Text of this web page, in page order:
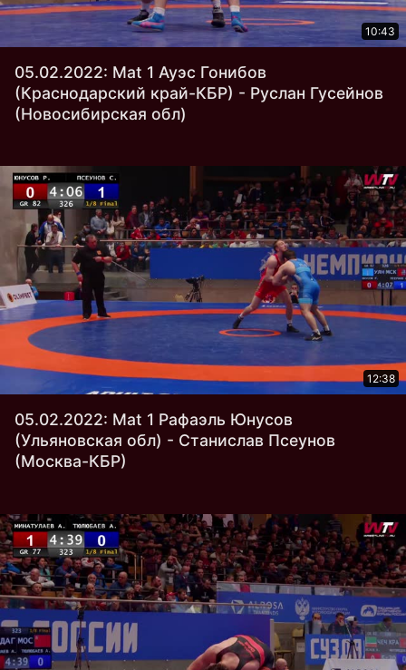
10:43
05.02.2022: Mat 1 Ауэс Гонибов
(Краснодарский край-КБР) - Руслан Гусейнов
(Новосибирская обл)
12:38
05.02.2022: Mat 1 Рафаэль Юнусов
(Ульяновская обл) - Станислав Псеунов
(Москва-КБР)